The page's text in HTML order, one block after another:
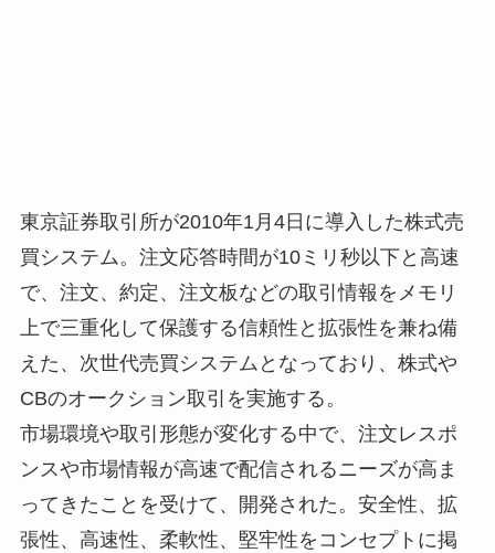
東京証券取引所が2010年1月4日に導入した株式売
買システム。注文応答時間が10ミリ秒以下と高速
で、注文、約定、注文板などの取引情報をメモリ
上で三重化して保護する信頼性と拡張性を兼ね備
えた、次世代売買システムとなっており、株式や
CBのオークション取引を実施する。
市場環境や取引形態が変化する中で、注文レスポ
ンスや市場情報が高速で配信されるニーズが高ま
ってきたことを受けて、開発された。安全性、拡
張性、高速性、柔軟性、堅牢性をコンセプトに掲